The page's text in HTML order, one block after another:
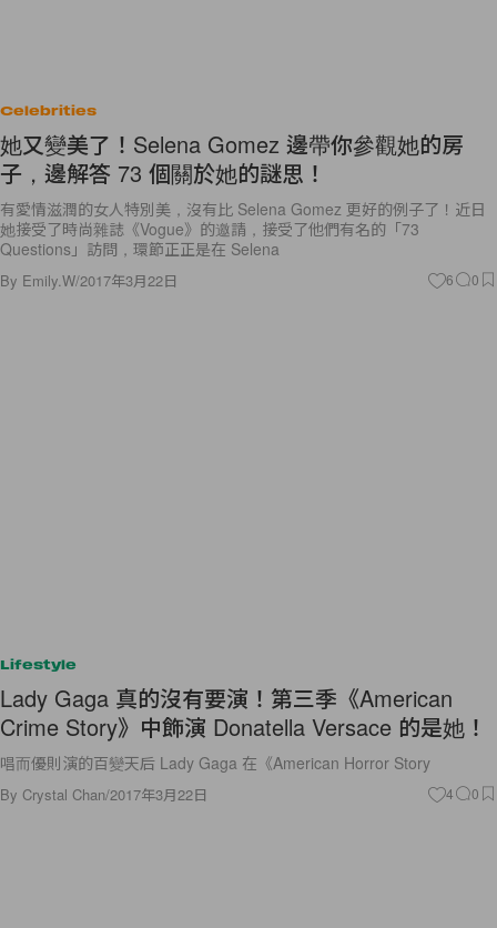
Celebrities
她又變美了！Selena Gomez 邊帶你參觀她的房
子，邊解答 73 個關於她的謎思！
有愛情滋潤的女人特別美，沒有比 Selena Gomez 更好的例子了！近日
她接受了時尚雜誌《Vogue》的邀請，接受了他們有名的「73
Questions」訪問，環節正正是在 Selena
By Emily.W/2017年3月22日 6 0
Lifestyle
Lady Gaga 真的沒有要演！第三季《American
Crime Story》中飾演 Donatella Versace 的是她！
唱而優則演的百變天后 Lady Gaga 在《American Horror Story
By Crystal Chan/2017年3月22日 4 0